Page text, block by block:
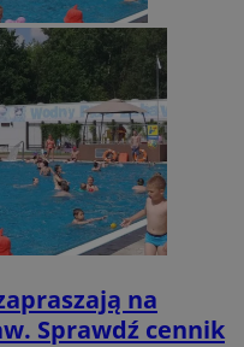
na
Sprawdź cennik